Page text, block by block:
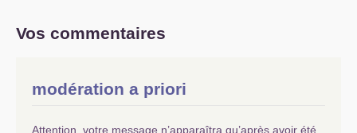
Vos commentaires
modération a priori
Attention, votre message n’apparaîtra qu’après avoir été